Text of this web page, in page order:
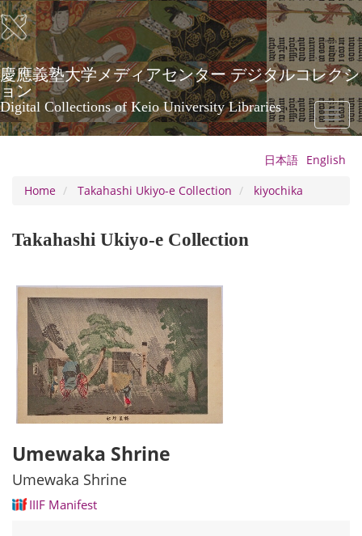
Skip
to
main
content
慶應義塾大学メディアセンター デジタルコレクシ
ョン
Digital Collections of Keio University Libraries
Toggle
日本語 English
Home
Takahashi Ukiyo-e Collection kiyochika
Takahashi Ukiyo-e Collection
Umewaka Shrine
Umewaka Shrine
IIIF Manifest